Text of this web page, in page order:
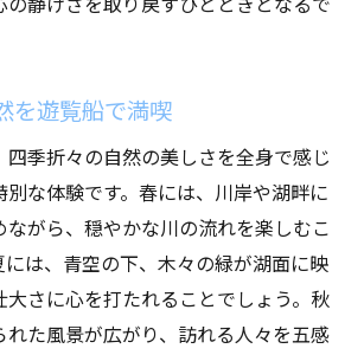
を遊覧船で満喫
四季折々の自然の美しさを全身で感じ
別な体験です。春には、川岸や湖畔に
ながら、穏やかな川の流れを楽しむこ
には、青空の下、木々の緑が湖面に映
大さに心を打たれることでしょう。秋
れた風景が広がり、訪れる人々を五感